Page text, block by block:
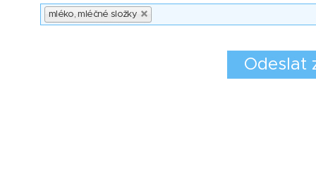
mléko, mléčné složky